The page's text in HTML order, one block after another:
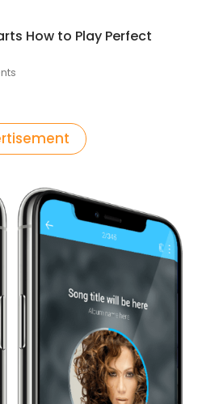
How to Play Perfect